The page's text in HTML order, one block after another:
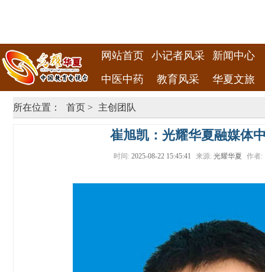
网站首页 小记者风采
新闻中心
中医中药
教育风采 华夏文旅
所在位置： 首页 > 主创团队
崔旭凯：光耀华夏融媒体
时间: 2025-08-22 15:45:41 来源: 光耀华夏 作者: